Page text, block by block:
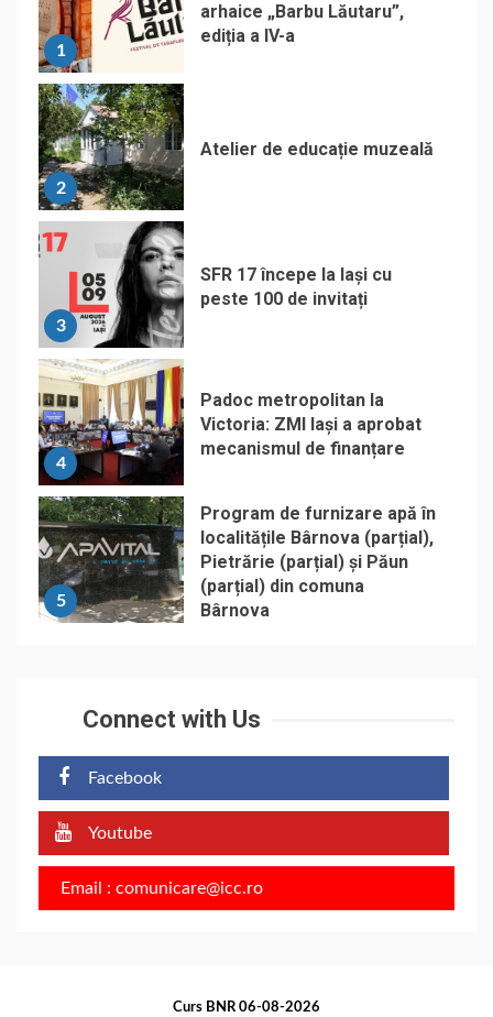
1
arhaice „Barbu Lăutaru”,
ediția a IV-a
2
Atelier de educație muzeală
3
SFR 17 începe la Iași cu
peste 100 de invitați
4
Padoc metropolitan la
Victoria: ZMI Iași a aprobat
mecanismul de finanțare
5
Program de furnizare apă în
localitățile Bârnova (parțial),
Pietrărie (parțial) și Păun
(parțial) din comuna
Bârnova
Connect with Us
Facebook
Youtube
Email : comunicare@icc.ro
Curs BNR 06-08-2026